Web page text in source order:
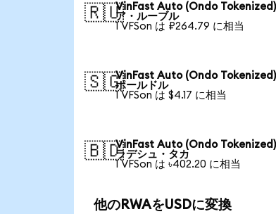
🇷🇺VinFast Auto (Ondo Tokenized)
ア・ルーブル
1 VFSon は ₽264.79 に相当
🇸🇬VinFast Auto (Ondo Tokenized)
ポールドル
1 VFSon は $4.17 に相当
🇧🇩VinFast Auto (Ondo Tokenized)
ラデシュ・タカ
1 VFSon は ৳402.20 に相当
他のRWAをUSDに変換